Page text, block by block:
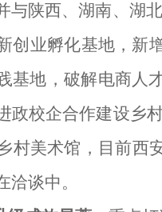
与陕西、湖南、湖
创业孵化基地，新
基地，破解电商人
政校企合作建设乡
村美术馆，目前西
洽谈中。